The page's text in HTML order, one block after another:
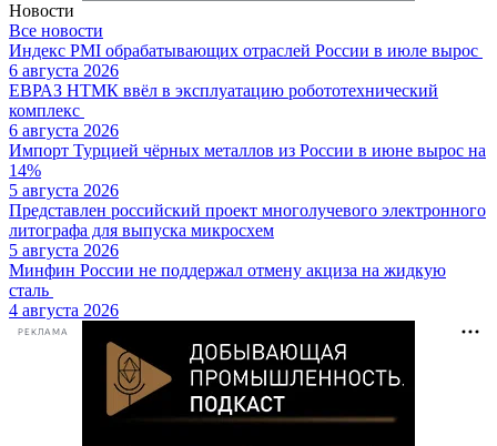
Новости
Все новости
Индекс PMI обрабатывающих отраслей России в июле вырос
6 августа 2026
ЕВРАЗ НТМК ввёл в эксплуатацию робототехнический
комплекс
6 августа 2026
Импорт Турцией чёрных металлов из России в июне вырос на
14%
5 августа 2026
Представлен российский проект многолучевого электронного
литографа для выпуска микросхем
5 августа 2026
Минфин России не поддержал отмену акциза на жидкую
сталь
4 августа 2026
РЕКЛАМА